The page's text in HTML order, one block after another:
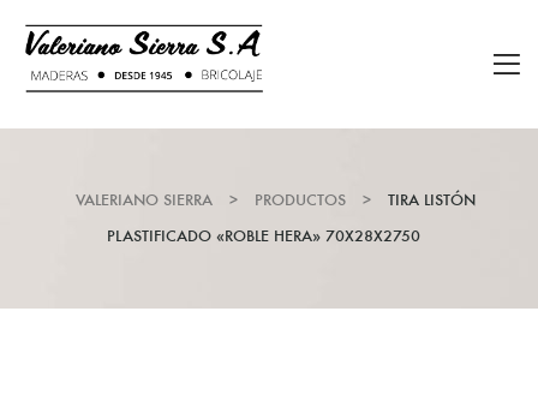
VALERIANO SIERRA > PRODUCTOS >
TIRA LISTÓN
PLASTIFICADO «ROBLE HERA» 70X28X2750